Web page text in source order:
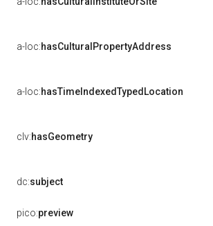
a-loc:hasCulturalPropertyAddress
a-loc:hasTimeIndexedTypedLocation
clv:hasGeometry
dc:subject
pico:preview